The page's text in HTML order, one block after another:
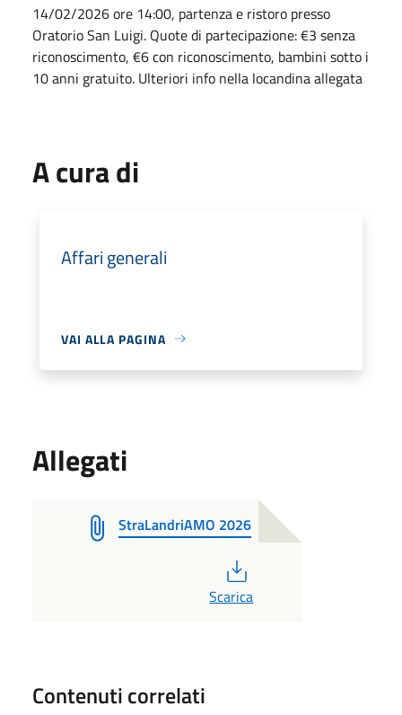
14/02/2026 ore 14:00, partenza e ristoro presso
Oratorio San Luigi. Quote di partecipazione: €3 senza
riconoscimento, €6 con riconoscimento, bambini sotto i
10 anni gratuito. Ulteriori info nella locandina allegata
A cura di
Affari generali
VAI ALLA PAGINA
Allegati
StraLandriAMO 2026
Scarica
Contenuti correlati